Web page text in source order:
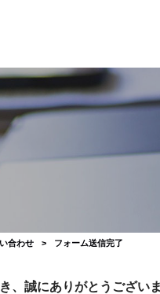
合わせ > フォーム送信完了
、誠にありがとうございま